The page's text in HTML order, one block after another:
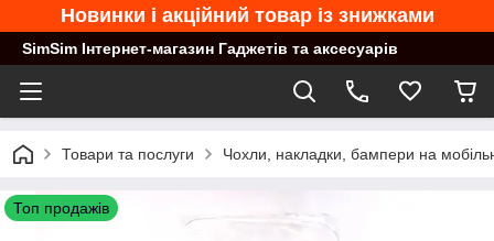
Новинки і акційний товар із знижками
SimSim Інтернет-магазин Гаджетів та аксесуарів
Товари та послуги Чохли, накладки, бампери на
Топ продажів